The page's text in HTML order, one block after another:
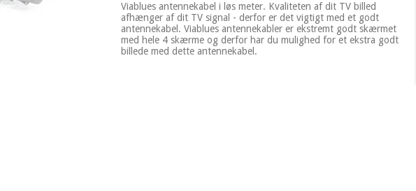
Viablues antennekabel i løs meter. Kvaliteten af dit TV billed
afhænger af dit TV signal - derfor er det vigtigt med et godt
antennekabel. Viablues antennekabler er ekstremt godt skærmet
med hele 4 skærme og derfor har du mulighed for et ekstra godt
billede med dette antennekabel.